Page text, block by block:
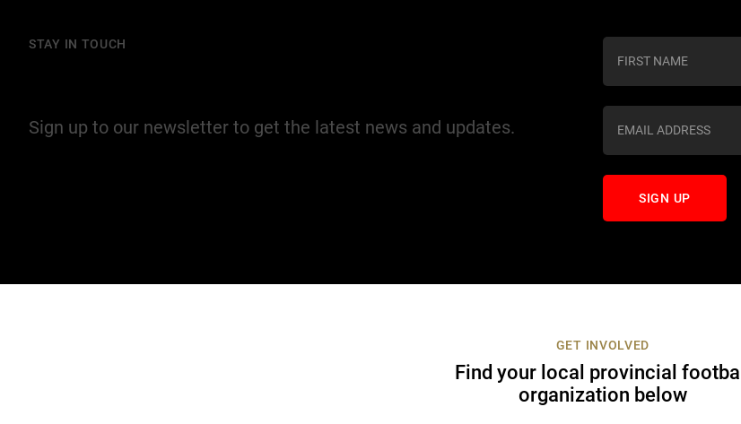
STAY IN TOUCH
Sign up to our newsletter to get the latest news and updates.
n
s
a
U
s
e
GET INVOLVED
Find your local provincial football
organization below